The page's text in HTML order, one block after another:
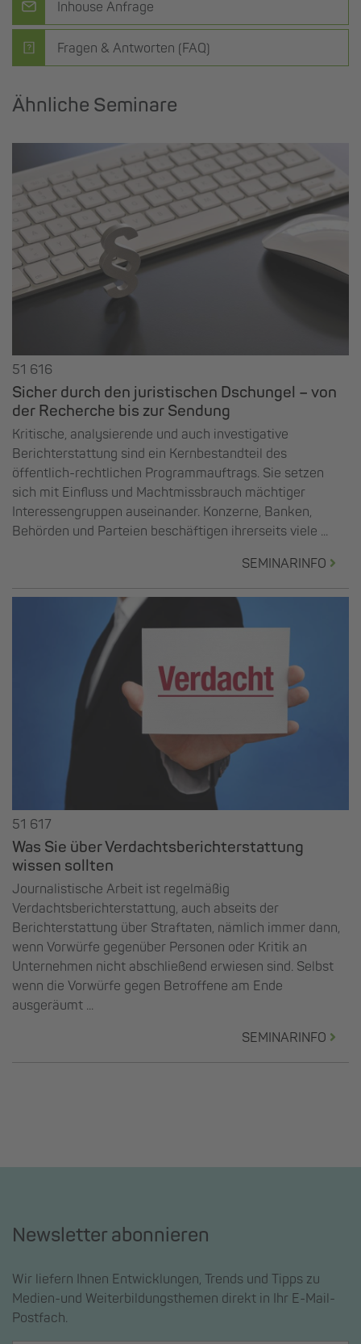
Inhouse Anfrage
Fragen & Antworten (FAQ)
Ähnliche Seminare
51 616
Sicher durch den juristischen Dschungel – von
der Recherche bis zur Sendung
Kritische, analysierende und auch investigative
Berichterstattung sind ein Kernbestandteil des
öffentlich-rechtlichen Programmauftrags. Sie setzen
sich mit Einfluss und Machtmissbrauch mächtiger
Interessengruppen auseinander. Konzerne, Banken,
Behörden und Parteien beschäftigen ihrerseits viele ...
SEMINARINFO
51 617
Was Sie über Verdachtsberichterstattung
wissen sollten
Journalistische Arbeit ist regelmäßig
Verdachtsberichterstattung, auch abseits der
Berichterstattung über Straftaten, nämlich immer dann,
wenn Vorwürfe gegenüber Personen oder Kritik an
Unternehmen nicht abschließend erwiesen sind. Selbst
wenn die Vorwürfe gegen Betroffene am Ende
ausgeräumt ...
SEMINARINFO
Newsletter abonnieren
Wir liefern Ihnen Entwicklungen, Trends und Tipps zu
Medien-und Weiterbildungsthemen direkt in Ihr E-Mail-
Postfach.